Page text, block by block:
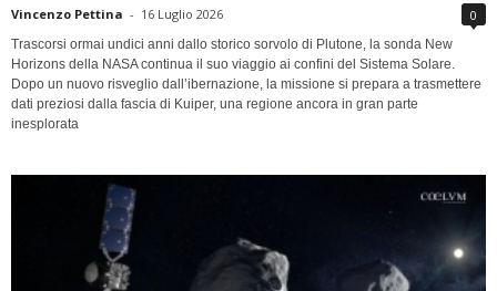
Vincenzo Pettina - 16 Luglio 2026 0
Trascorsi ormai undici anni dallo storico sorvolo di Plutone, la sonda New
Horizons della NASA continua il suo viaggio ai confini del Sistema Solare.
Dopo un nuovo risveglio dall’ibernazione, la missione si prepara a trasmettere
dati preziosi dalla fascia di Kuiper, una regione ancora in gran parte
inesplorata